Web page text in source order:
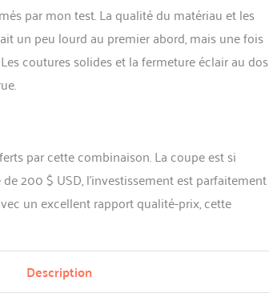
par mon test. La qualité du matériau et les
un peu lourd au premier abord, mais une fois
coutures solides et la fermeture éclair au dos
par cette combinaison. La coupe est si
200 $ USD, l’investissement est parfaitement
un excellent rapport qualité-prix, cette
Description